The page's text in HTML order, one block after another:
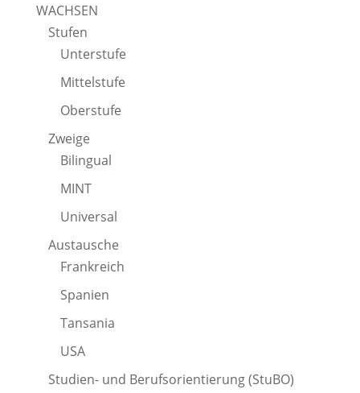
WACHSEN
Stufen
Unterstufe
Mittelstufe
Oberstufe
Zweige
Bilingual
MINT
Universal
Austausche
Frankreich
Spanien
Tansania
USA
Studien- und Berufsorientierung (StuBO)